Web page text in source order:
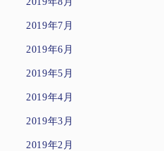
2019年7月
2019年6月
2019年5月
2019年4月
2019年3月
2019年2月